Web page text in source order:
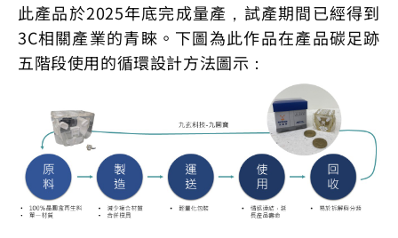
此產品於2025年底完成量產，試產期間已經得到
3C相關產業的青睞。下圖為此作品在產品碳足跡
五階段使用的循環設計方法圖示：